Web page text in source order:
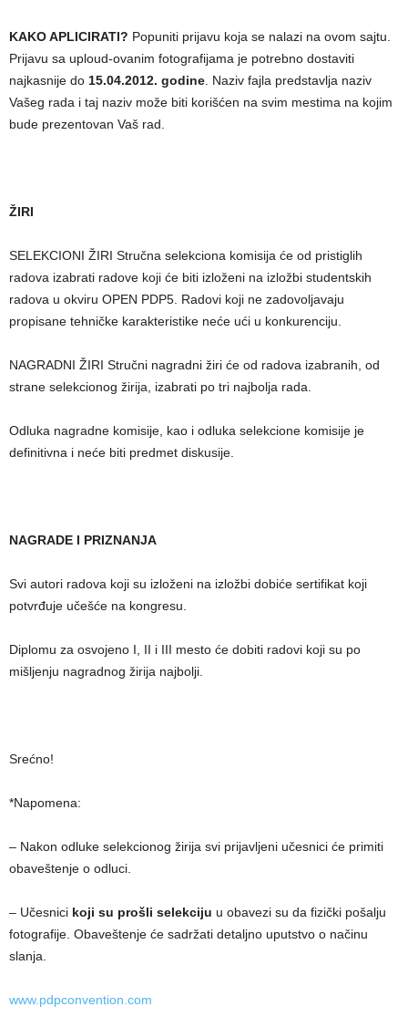
KAKO APLICIRATI? Popuniti prijavu koja se nalazi na ovom sajtu.
Prijavu sa uploud-ovanim fotografijama je potrebno dostaviti
najkasnije do 15.04.2012. godine . Naziv fajla predstavlja naziv
Vašeg rada i taj naziv može biti korišćen na svim mestima na kojim
bude prezentovan Vaš rad.
ŽIRI
SELEKCIONI ŽIRI Stručna selekciona komisija će od pristiglih
radova izabrati radove koji će biti izloženi na izložbi studentskih
radova u okviru OPEN PDP5. Radovi koji ne zadovoljavaju
propisane tehničke karakteristike neće ući u konkurenciju.
NAGRADNI ŽIRI Stručni nagradni žiri će od radova izabranih, od
strane selekcionog žirija, izabrati po tri najbolja rada.
Odluka nagradne komisije, kao i odluka selekcione komisije je
definitivna i neće biti predmet diskusije.
NAGRADE I PRIZNANJA
Svi autori radova koji su izloženi na izložbi dobiće sertifikat koji
potvrđuje učešće na kongresu.
Diplomu za osvojeno I, II i III mesto će dobiti radovi koji su po
mišljenju nagradnog žirija najbolji.
Srećno!
*Napomena:
– Nakon odluke selekcionog žirija svi prijavljeni učesnici će primiti
obaveštenje o odluci.
– Učesnici koji su prošli selekciju u obavezi su da fizički pošalju
fotografije. Obaveštenje će sadržati detaljno uputstvo o načinu
slanja.
www.pdpconvention.com